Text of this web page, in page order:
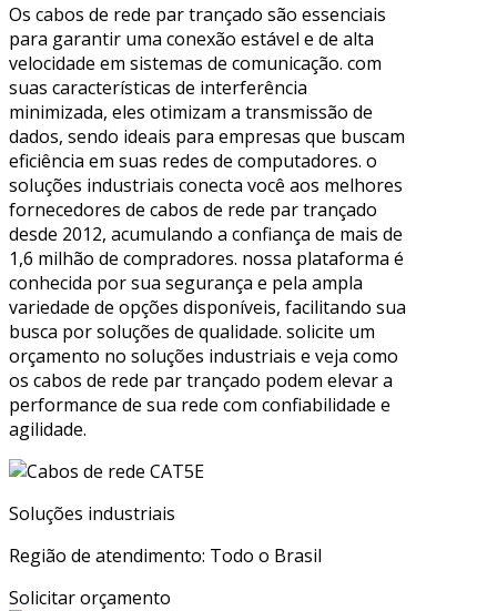
Os cabos de rede par trançado são essenciais
para garantir uma conexão estável e de alta
velocidade em sistemas de comunicação. com
suas características de interferência
minimizada, eles otimizam a transmissão de
dados, sendo ideais para empresas que buscam
eficiência em suas redes de computadores. o
soluções industriais conecta você aos melhores
fornecedores de cabos de rede par trançado
desde 2012, acumulando a confiança de mais de
1,6 milhão de compradores. nossa plataforma é
conhecida por sua segurança e pela ampla
variedade de opções disponíveis, facilitando sua
busca por soluções de qualidade. solicite um
orçamento no soluções industriais e veja como
os cabos de rede par trançado podem elevar a
performance de sua rede com confiabilidade e
agilidade.
Soluções industriais
Região de atendimento: Todo o Brasil
Solicitar orçamento